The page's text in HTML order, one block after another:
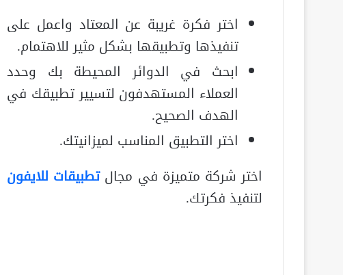
اختر فكرة غريبة عن المعتاد واعمل على
تنفيذها وتطبيقها بشكل مثير للاهتمام.
ابحث في الدوائر المحيطة بك وحدد
العملاء المستهدفون لتسيير تطبيقك في
الهدف الصحيح.
اختر التطبيق المناسب لميزانيتك.
اختر شركة متميزة في مجالتطبيقات للايفون
لتنفيذ فكرتك.